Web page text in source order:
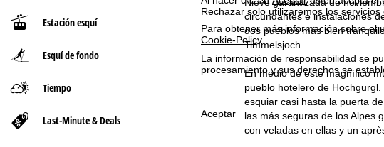
Rechazar solo utilizaremos los
Para obtener más información sobre el
Cookie-Policy.
La información de responsabilidad se
procesamiento y sus derechos se
Aceptar
Estación esquí
Esquí de fondo
Tiempo
Last-Minute & Deals
n
a
p
r
circundantes e instalaciones
dos pueblos más bien
Timmelsjoch.
En medio de este magnífico
pueblo hotelero de
esquiar casi hasta la puerta
las más seguras de los Alpes
con veladas en ellas y un